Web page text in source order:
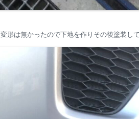
変形は無かったので下地を作りその後塗装し